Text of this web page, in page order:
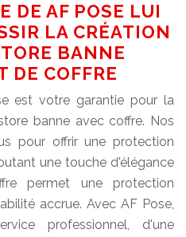
DE AF POSE LUI
LA CRÉATION
BANNE
DE COFFRE
est votre garantie pour la
banne avec coffre. Nos
pour offrir une protection
une touche d'élégance
permet une protection
accrue. Avec AF Pose,
professionnel, d'une